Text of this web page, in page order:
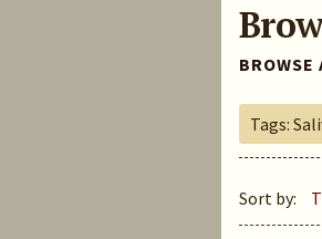
BROWSE
Tags:
Sort by: